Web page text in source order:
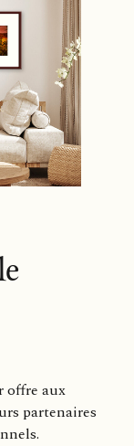
offre aux
partenaires